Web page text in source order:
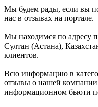
Мы будем рады, если вы
нас в отзывах на портале.
Мы находимся по адресу
Султан (Астана),
клиентов.
Всю информацию в
отзывы о нашей
информационном бьюти